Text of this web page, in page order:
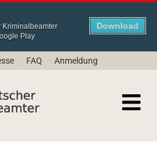
Kriminalbeamter
Play
Download
FAQ Anmeldung